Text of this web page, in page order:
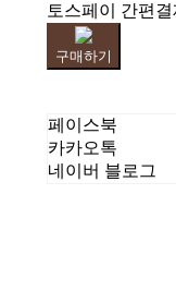
토스페이 간편결
구매하기
페이스북
카카오톡
네이버 블로그